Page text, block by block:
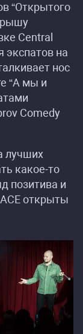
“Открытого
Central
экспатов на
нос
“А мы и
Comedy
лучших
какое-то
позитива и
открыты